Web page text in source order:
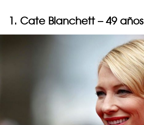
1. Cate Blanchett – 49 años